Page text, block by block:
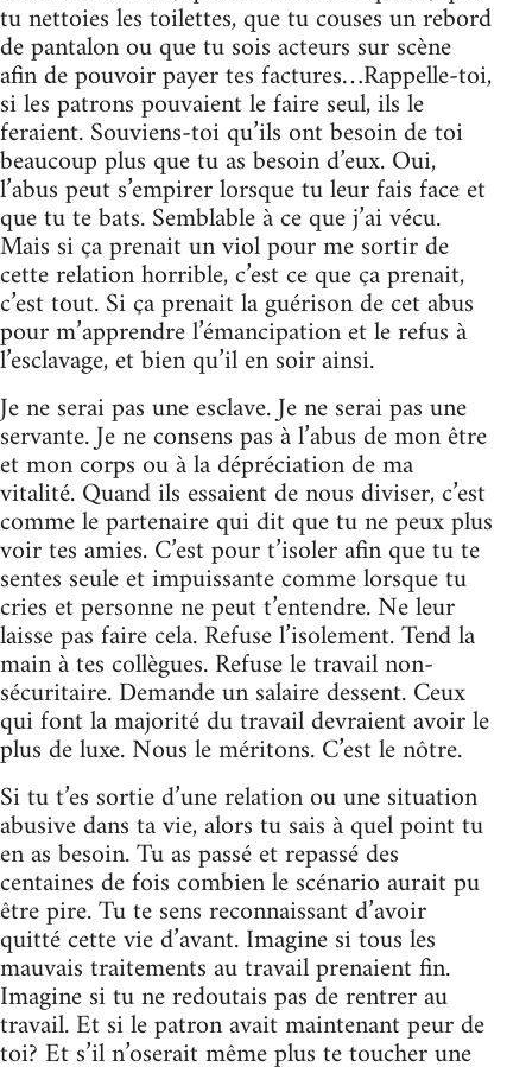
tu nettoies les toilettes, que tu couses un rebord
de pantalon ou que tu sois acteurs sur scène
afin de pouvoir payer tes factures…Rappelle-toi,
si les patrons pouvaient le faire seul, ils le
feraient. Souviens-toi qu’ils ont besoin de toi
beaucoup plus que tu as besoin d’eux. Oui,
l’abus peut s’empirer lorsque tu leur fais face et
que tu te bats. Semblable à ce que j’ai vécu.
Mais si ça prenait un viol pour me sortir de
cette relation horrible, c’est ce que ça prenait,
c’est tout. Si ça prenait la guérison de cet abus
pour m’apprendre l’émancipation et le refus à
l’esclavage, et bien qu’il en soir ainsi.
Je ne serai pas une esclave. Je ne serai pas une
servante. Je ne consens pas à l’abus de mon être
et mon corps ou à la dépréciation de ma
vitalité. Quand ils essaient de nous diviser, c’est
comme le partenaire qui dit que tu ne peux plus
voir tes amies. C’est pour t’isoler afin que tu te
sentes seule et impuissante comme lorsque tu
cries et personne ne peut t’entendre. Ne leur
laisse pas faire cela. Refuse l’isolement. Tend la
main à tes collègues. Refuse le travail non-
sécuritaire. Demande un salaire dessent. Ceux
qui font la majorité du travail devraient avoir le
plus de luxe. Nous le méritons. C’est le nôtre.
Si tu t’es sortie d’une relation ou une situation
abusive dans ta vie, alors tu sais à quel point tu
en as besoin. Tu as passé et repassé des
centaines de fois combien le scénario aurait pu
être pire. Tu te sens reconnaissant d’avoir
quitté cette vie d’avant. Imagine si tous les
mauvais traitements au travail prenaient fin.
Imagine si tu ne redoutais pas de rentrer au
travail. Et si le patron avait maintenant peur de
toi? Et s’il n’oserait même plus te toucher une